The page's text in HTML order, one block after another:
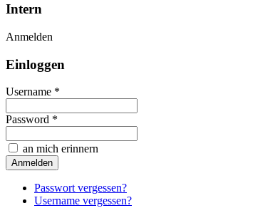
Intern
Anmelden
Einloggen
Username *
Password *
an mich erinnern
Passwort vergessen?
Username vergessen?